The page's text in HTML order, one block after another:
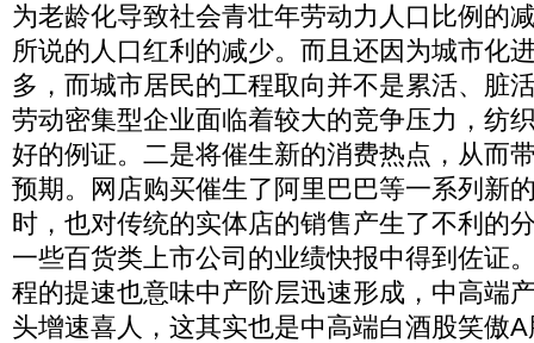
为老龄化导致社会青壮年劳动力人口比例的
所说的人口红利的减少。而且还因为城市化
多，而城市居民的工程取向并不是累活、脏
劳动密集型企业面临着较大的竞争压力，纺
好的例证。二是将催生新的消费热点，从而
预期。网店购买催生了阿里巴巴等一系列新
时，也对传统的实体店的销售产生了不利的
一些百货类上市公司的业绩快报中得到佐证
程的提速也意味中产阶层迅速形成，中高端
头增速喜人，这其实也是中高端白酒股笑傲